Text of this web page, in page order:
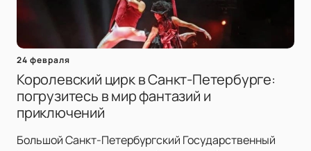
24 февраля
Королевский цирк в Санкт-Петербурге:
погрузитесь в мир фантазий и
приключений
Большой Санкт-Петербургский Государственный